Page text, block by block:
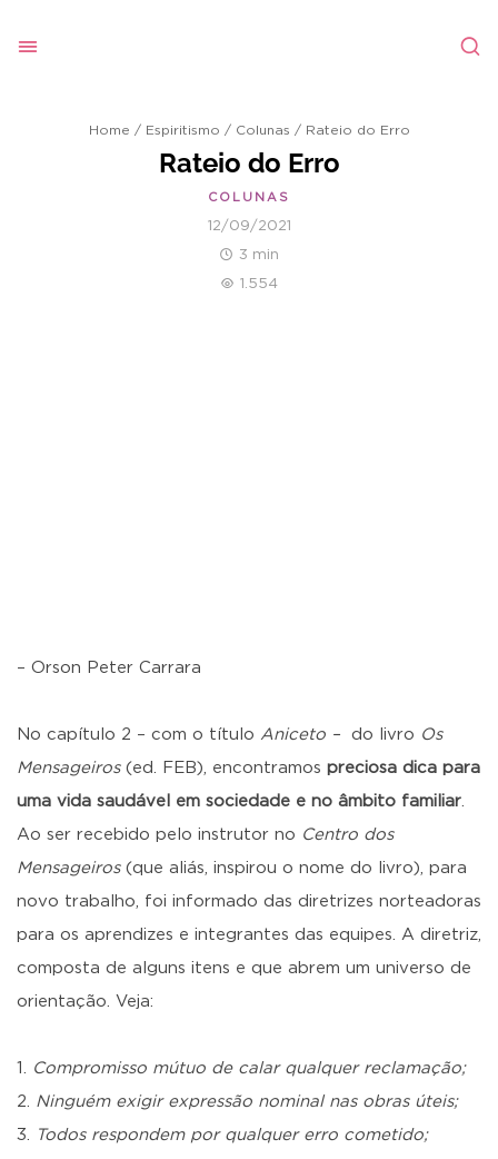
Home / Espiritismo / Colunas / Rateio do Erro
Rateio do Erro
COLUNAS
12/09/2021
3 min
1.554
– Orson Peter Carrara
No capítulo 2 – com o título Aniceto – do livro Os
Mensageiros(ed. FEB), encontramos preciosa dica para
uma vida saudável em sociedade e no âmbito familiar.
Ao ser recebido pelo instrutor no Centro dos
Mensageiros(que aliás, inspirou o nome do livro), para
novo trabalho, foi informado das diretrizes norteadoras
para os aprendizes e integrantes das equipes. A diretriz,
composta de alguns itens e que abrem um universo de
orientação. Veja:
Compromisso mútuo de calar qualquer reclamação;
Ninguém exigir expressão nominal nas obras úteis;
Todos respondem por qualquer erro cometido;